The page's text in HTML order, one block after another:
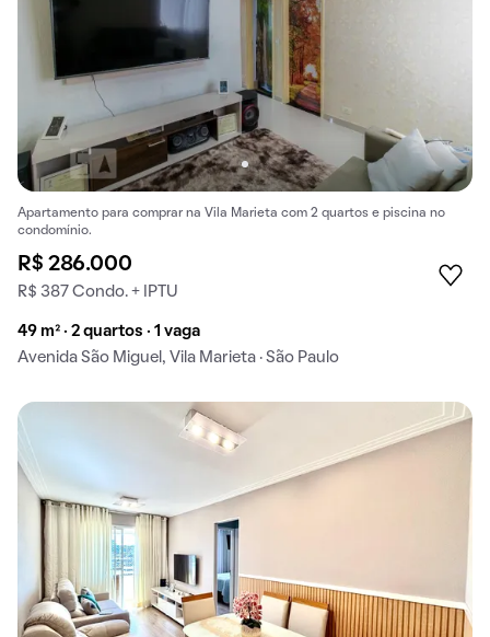
Apartamento para comprar na Vila Marieta com 2 quartos e piscina no
condomínio.
R$ 286.000
R$ 387 Condo. + IPTU
49 m² · 2 quartos · 1 vaga
Avenida São Miguel, Vila Marieta · São Paulo